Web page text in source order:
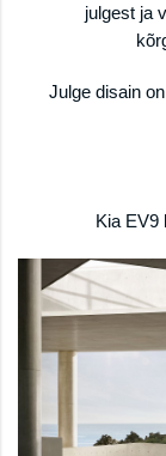
julgest ja
Julge disain
Kia EV9